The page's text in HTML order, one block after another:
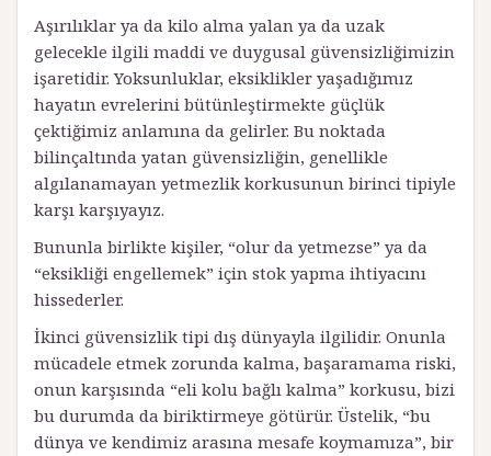
Aşırılıklar ya da kilo alma yalan ya da uzak
gelecekle ilgili maddi ve duygusal güvensizliğimizin
işaretidir. Yoksunluklar, eksiklikler yaşadığımız
hayatın evrelerini bütünleştirmekte güçlük
çektiğimiz anlamına da gelirler. Bu noktada
bilinçaltında yatan güvensizliğin, genellikle
algılanamayan yetmezlik korkusunun birinci tipiyle
karşı karşıyayız.
Bununla birlikte kişiler, “olur da yetmezse” ya da
“eksikliği engellemek” için stok yapma ihtiyacını
hissederler.
İkinci güvensizlik tipi dış dünyayla ilgilidir. Onunla
mücadele etmek zorunda kalma, başaramama riski,
onun karşısında “eli kolu bağlı kalma” korkusu, bizi
bu durumda da biriktirmeye gö­türür. Üstelik, “bu
dünya ve kendimiz arasına mesafe koymamıza”, bir